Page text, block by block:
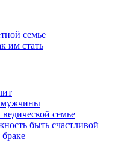
семье
им стать
мужчины
семье
быть счастливой